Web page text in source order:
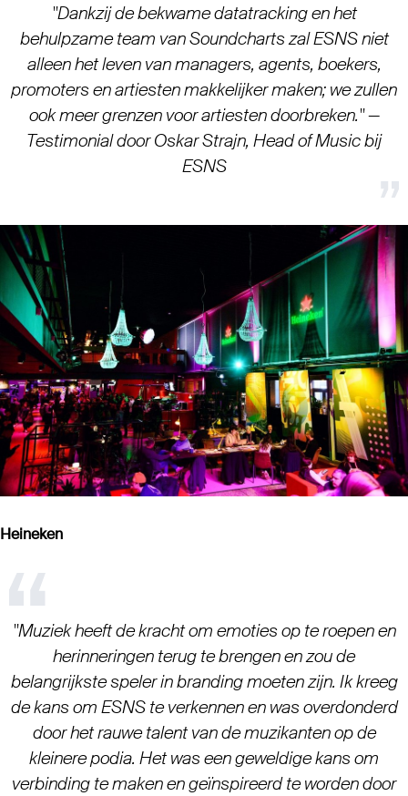
"Dankzij de bekwame datatracking en het
behulpzame team van Soundcharts zal ESNS niet
alleen het leven van managers, agents, boekers,
promoters en artiesten makkelijker maken; we zullen
ook meer grenzen voor artiesten doorbreken." —
Testimonial door Oskar Strajn, Head of Music bij
ESNS
Heineken
"Muziek heeft de kracht om emoties op te roepen en
herinneringen terug te brengen en zou de
belangrijkste speler in branding moeten zijn. Ik kreeg
de kans om ESNS te verkennen en was overdonderd
door het rauwe talent van de muzikanten op de
kleinere podia. Het was een geweldige kans om
verbinding te maken en geïnspireerd te worden door